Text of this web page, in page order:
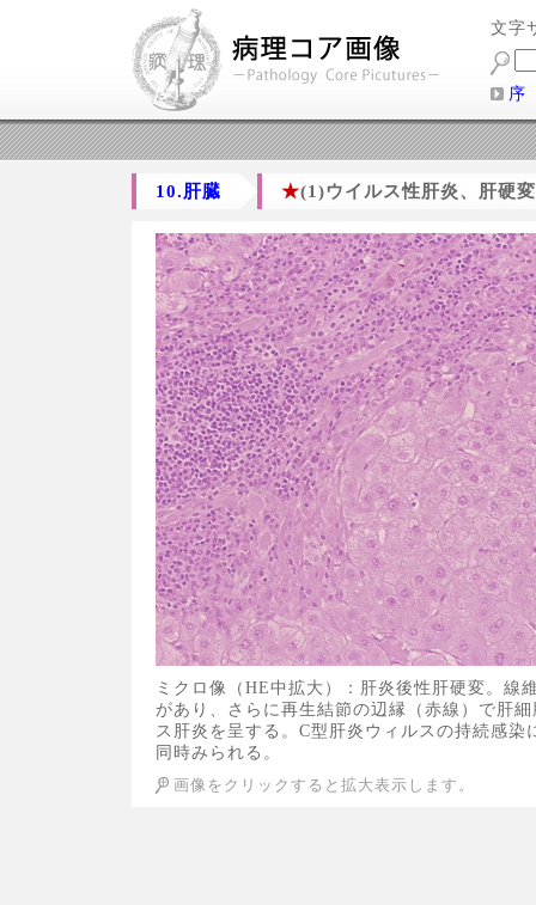
文字
序
10.肝臓 ★(1)ウイルス性肝炎、肝硬変
ミクロ像（HE中拡大）：肝炎後性肝硬変。線
があり、さらに再生結節の辺縁（赤線）で肝
ス肝炎を呈する。C型肝炎ウィルスの持続感
同時みられる。
画像をクリックすると拡大表示します。